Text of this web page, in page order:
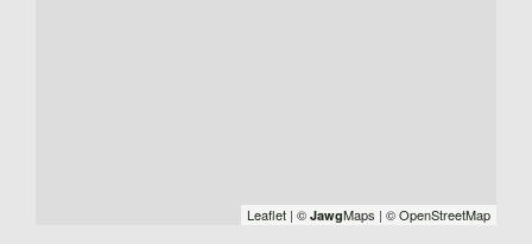
Leaflet | © JawgMaps | © OpenStreetMap